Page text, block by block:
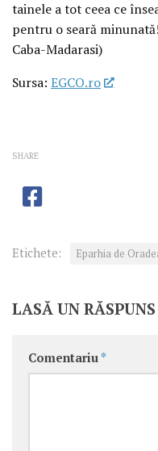
tainele a tot ceea ce
pentru o seară
Caba-Madarasi)
Sursa: EGCO.ro
SHARE
Etichete: Eparhia de
LASĂ UN RĂSPUNS
Comentariu *